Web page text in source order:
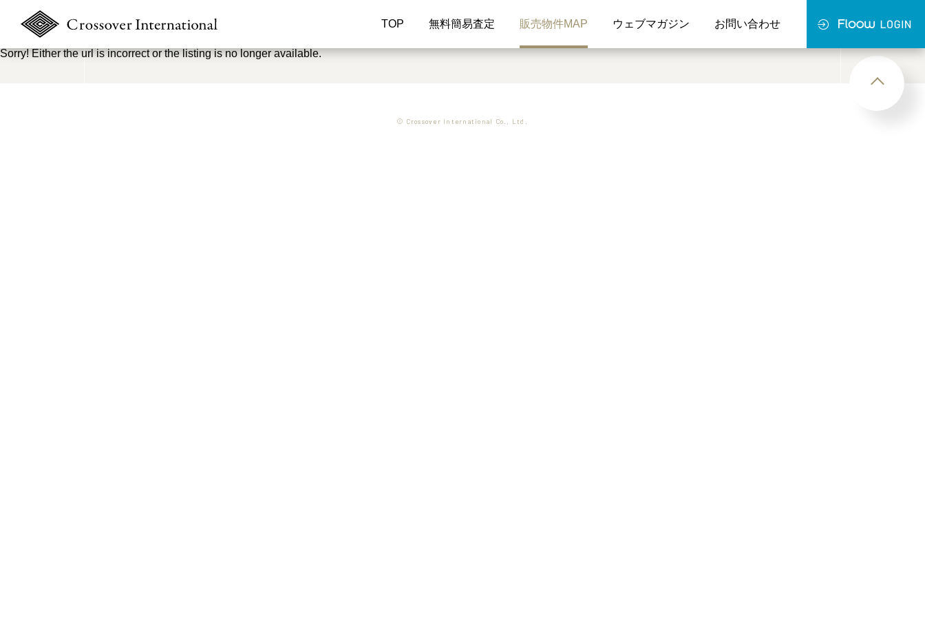
TOP 無料簡易査定 販売物件MAP ウェブマガジン お問い合わせ
Sorry! Either the url is incorrect or the listing is no longer available.
© Crossover International Co., Ltd.